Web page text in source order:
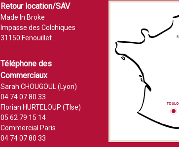
Retour location/SAV
Made In Broke
Impasse des Colchiques
31150 Fenouillet
Téléphone des
Commerciaux
Sarah CHOUGOUL (Lyon)
04 74 07 80 33
Florian HURTELOUP (Tlse)
05 62 79 15 14
Commercial Paris
04 74 07 80 33